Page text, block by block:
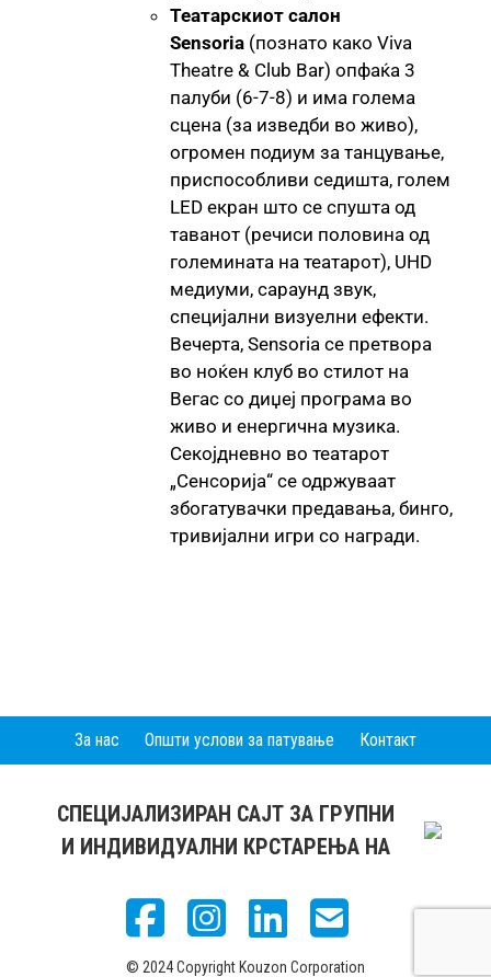
Театарскиот салон
Sensoria (познато како Viva
Theatre & Club Bar) опфаќа 3
палуби (6-7-8) и има голема
сцена (за изведби во живо),
огромен подиум за танцување,
приспособливи седишта, голем
LED екран што се спушта од
таванот (речиси половина од
големината на театарот), UHD
медиуми, сараунд звук,
специјални визуелни ефекти.
Вечерта, Sensoria се претвора
во ноќен клуб во стилот на
Вегас со диџеј програма во
живо и енергична музика.
Секојдневно во театарот
„Сенсорија“ се одржуваат
збогатувачки предавања, бинго,
тривијални игри со награди.
За нас Општи услови за патување Контакт
СПЕЦИЈАЛИЗИРАН САЈТ ЗА ГРУПНИ
И ИНДИВИДУАЛНИ КРСТАРЕЊА НА
© 2024 Copyright Kouzon Corporation